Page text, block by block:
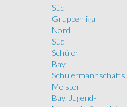
Süd
Gruppenliga
Nord
Süd
Schüler
Bay.
Schülermannschafts
Meister
Bay. Jugend-